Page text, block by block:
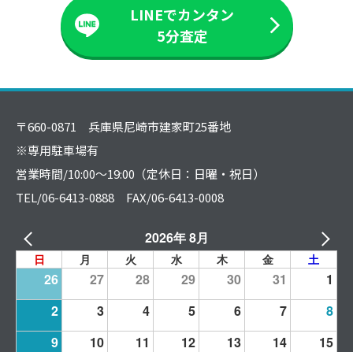
LINEでカンタン
5分査定
〒660-0871 兵庫県尼崎市建家町25番地
※専用駐車場有
営業時間/10:00～19:00（定休日：日曜・祝日）
TEL/06-6413-0888 FAX/06-6413-0008
2026年 8月
日 月 火 水 木 金 土
26 27 28 29 30 31
1
2
3 4 5 6 7
8
9
10 11 12 13 14
15